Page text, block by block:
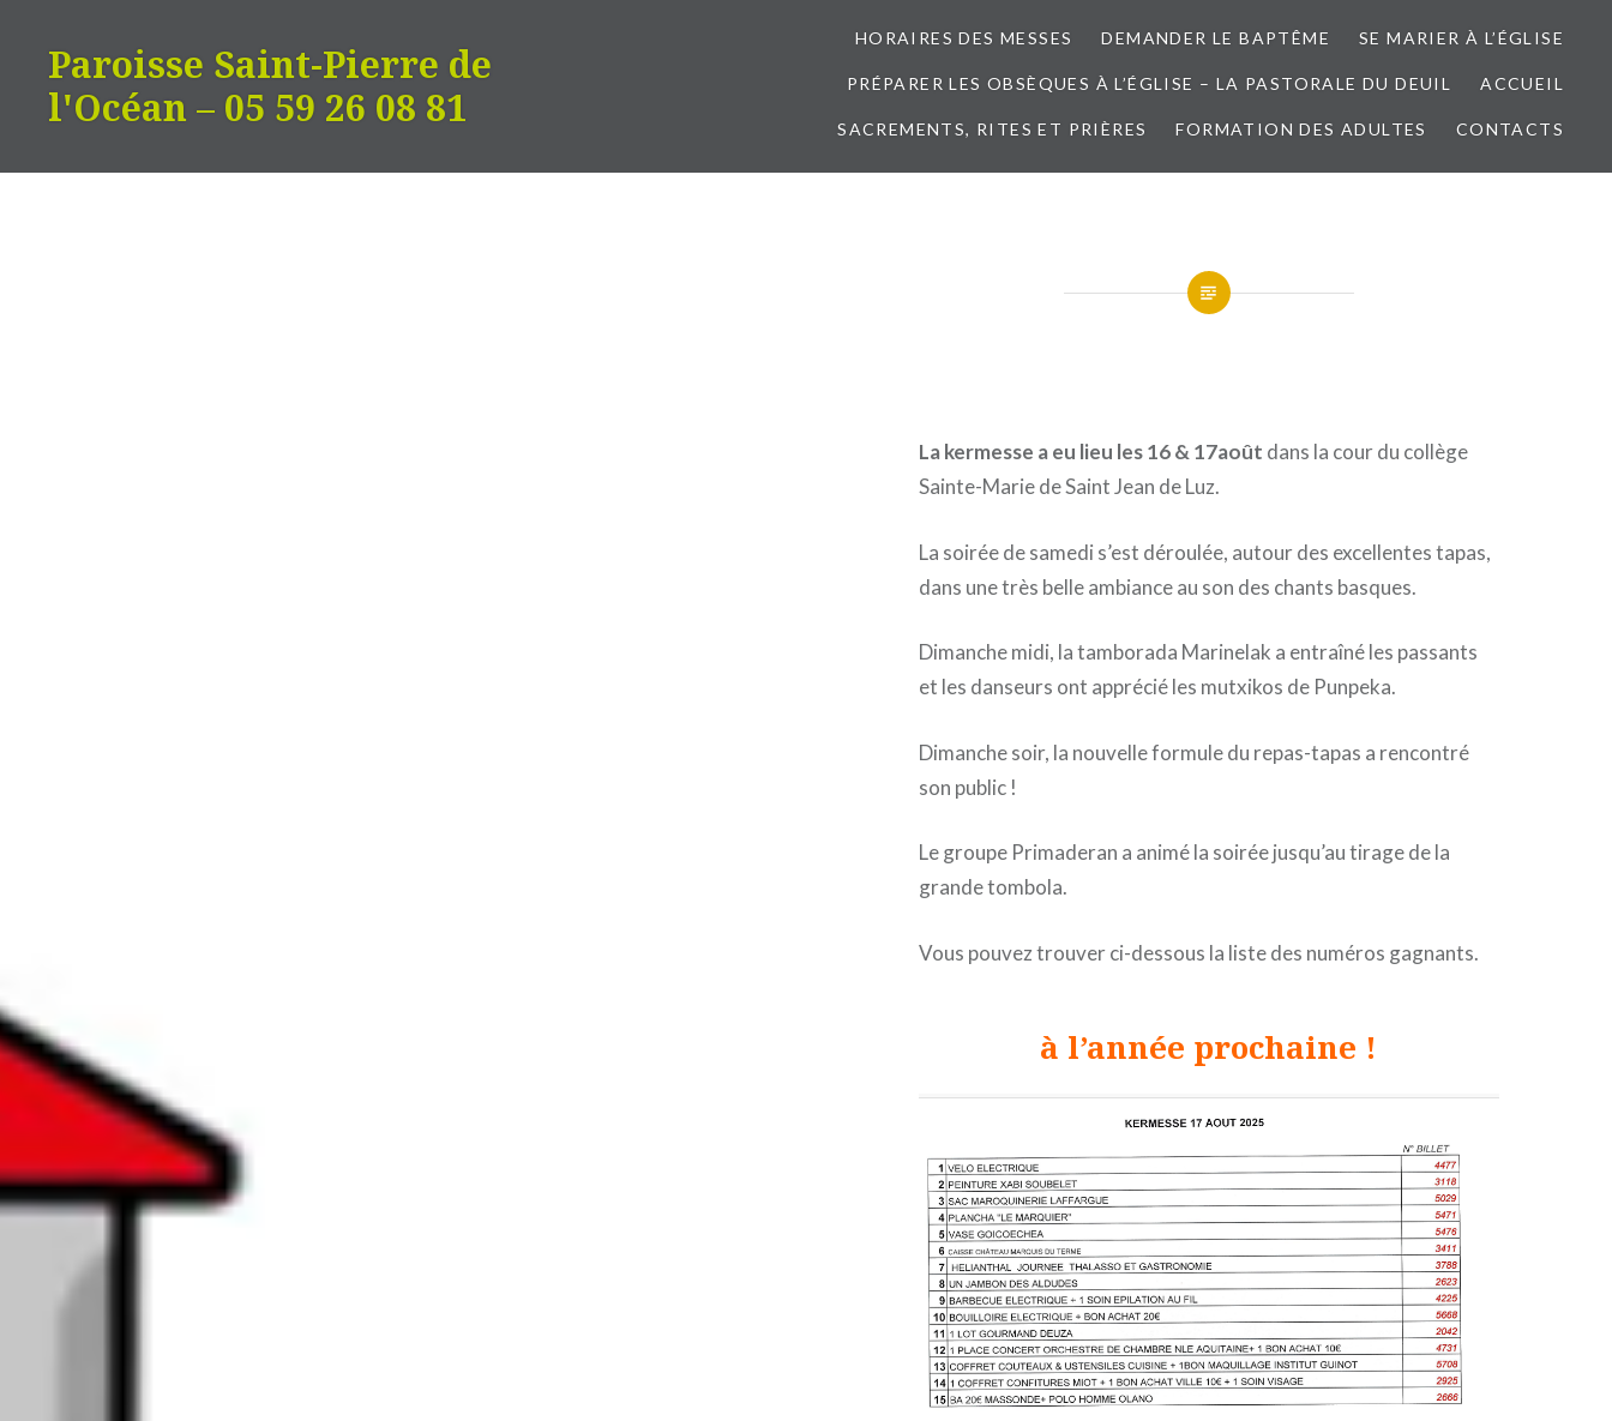
contenuParoisse Saint-Pierre de
l'Océan – 05 59 26 08 81
HORAIRES DES MESSES DEMANDER LE BAPTÊME SE MARIER À L’ÉGLISE
PRÉPARER LES OBSÈQUES À L’ÉGLISE – LA PASTORALE DU DEUIL ACCUEIL
SACREMENTS, RITES ET PRIÈRES FORMATION DES ADULTES CONTACTS
La kermesse a eu lieu les 16 & 17août dans la cour du collège
Sainte-Marie de Saint Jean de Luz.
La soirée de samedi s’est déroulée, autour des excellentes tapas,
dans une très belle ambiance au son des chants basques.
Dimanche midi, la tamborada Marinelak a entraîné les passants
et les danseurs ont apprécié les mutxikos de Punpeka.
Dimanche soir, la nouvelle formule du repas-tapas a rencontré
son public !
Le groupe Primaderan a animé la soirée jusqu’au tirage de la
grande tombola.
Vous pouvez trouver ci-dessous la liste des numéros gagnants.
à l’année prochaine !